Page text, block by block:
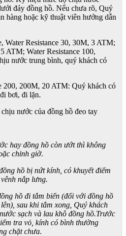
đáy đồng hồ. Nếu chưa rõ, Quý
hàng hoặc kỹ thuật viên hướng dẫn
Water Resistance 30, 30M, 3 ATM;
ATM; Water Resistance 100,
nước trung bình, quý khách có
200, 200M, 20 ATM: Quý khách có
bơi, đi lặn.
hay đồng hồ còn ướt thì không
chỉnh giờ.
hồ bị nứt kính, có khuyết điểm
nắp lưng.
hồ đi tắm biển (đối với đồng hồ
sau khi tắm xong, Quý khách
sạch và lau khô đồng hồ.Trước
tra vỏ, kính có bình thường
chặt chưa.